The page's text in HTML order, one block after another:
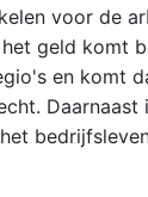
voor de
geld komt
en komt
Daarnaast